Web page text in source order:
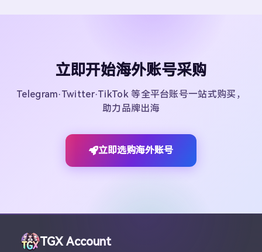
立即开始海外账号采购
Telegram·Twitter·TikTok 等全平台账号一站式购买，
助力品牌出海
立即选购海外账号
TGX Account